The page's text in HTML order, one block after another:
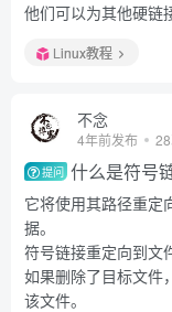
他们可以为其他硬链
Linux教程
不念
4年前发布
提问 什么是符号
它将使用其路径重定
据。
符号链接重定向到文
如果删除了目标文件
该文件。